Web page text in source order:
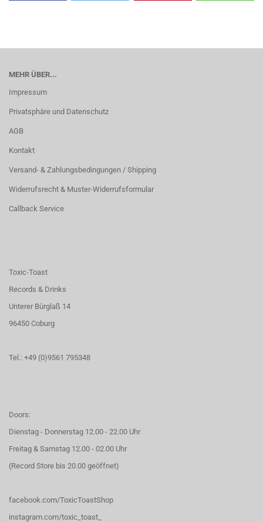
MEHR ÜBER...
Impressum
Privatsphäre und Datenschutz
AGB
Kontakt
Versand- & Zahlungsbedingungen / Shipping
Widerrufsrecht & Muster-Widerrufsformular
Callback Service
Toxic-Toast
Records & Drinks
Unterer Bürglaß 14
96450 Coburg
Tel.: +49 (0)9561 795348
Doors:
Dienstag - Donnerstag 12.00 - 22.00 Uhr
Freitag & Samstag 12.00 - 02.00 Uhr
(Record Store bis 20.00 geöffnet)
facebook.com/ToxicToastShop
instagram.com/toxic_toast_